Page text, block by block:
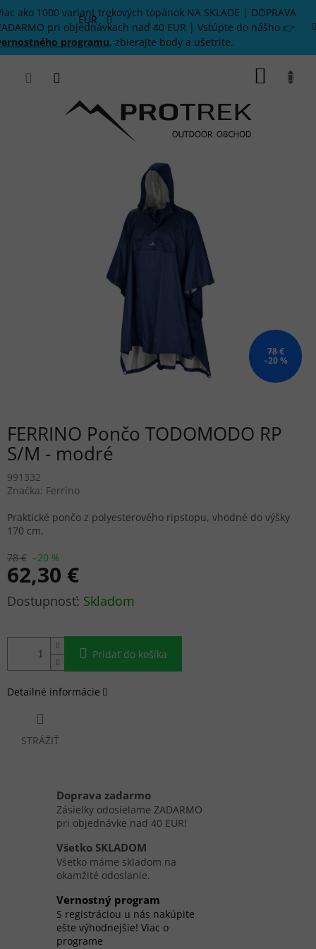
Prejsť
na
obsah
ako 1000 variant trekových topánok NA SKLADE | DOPRAVA
pri objednávkach nad 40 EUR | Vstúpte do nášho 👉
programu, zbierajte body a ušetrite.
EUR
78 €
–20 %
FERRINO Pončo TODOMODO RP
S/M - modré
991332
Značka: Ferrino
78 € –20 %
62,30 €
Jednotková
Skladom
Pridať do košíka
Praktické pončo z polyesterového ripstopu, vhodné do výšky
170 cm.
Detailné informácie
STRÁŽIŤ
Doprava zadarmo
Zásielky odosielame ZADARMO
pri objednávke nad 40 EUR!
Všetko SKLADOM
Všetko máme skladom na
okamžité odoslanie.
Vernostný program
S registráciou u nás nakúpite
ešte výhodnejšie! Viac o
programe